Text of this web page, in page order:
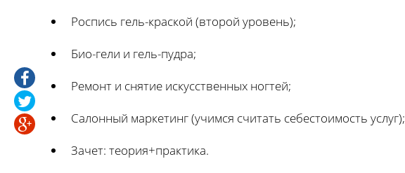
Роспись гель-краской (второй уровень);
Био-гели и гель-пудра;
Ремонт и снятие искусственных ногтей;
Салонный маркетинг (учимся считать себестоимость услуг);
Зачет: теория+практика.